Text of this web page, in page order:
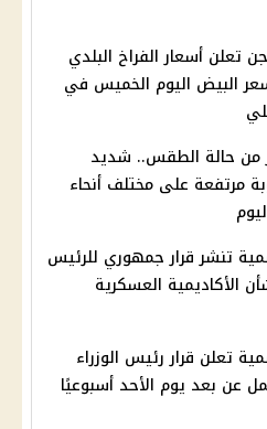
تعلن أسعار الفراخ البلدي
البيض اليوم الخميس في
من حالة الطقس.. شديد
مرتفعة على مختلف أنحاء
تنشر قرار جمهوري للرئيس
الأكاديمية العسكرية
تعلن قرار رئيس الوزراء
عن بعد يوم الأحد أسبوعيًا